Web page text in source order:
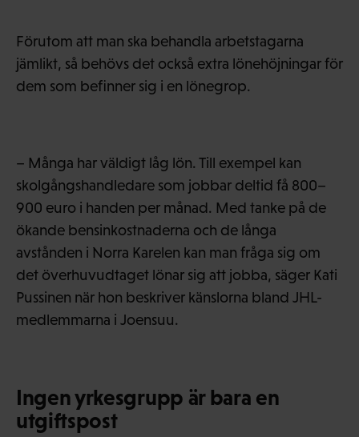
Förutom att man ska behandla arbetstagarna
jämlikt, så behövs det också extra lönehöjningar för
dem som befinner sig i en lönegrop.
– Många har väldigt låg lön. Till exempel kan
skolgångshandledare som jobbar deltid få 800–
900 euro i handen per månad. Med tanke på de
ökande bensinkostnaderna och de långa
avstånden i Norra Karelen kan man fråga sig om
det överhuvudtaget lönar sig att jobba, säger Kati
Pussinen när hon beskriver känslorna bland JHL-
medlemmarna i Joensuu.
Ingen yrkesgrupp är bara en
utgiftspost